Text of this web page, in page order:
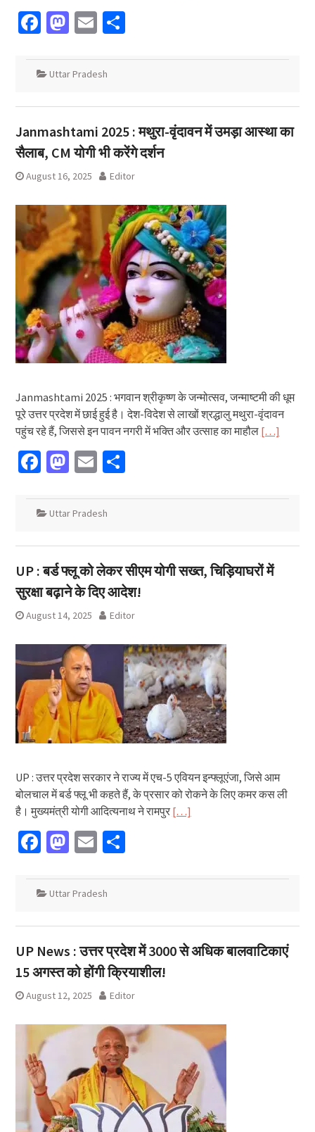
Facebook
Mastodon
EmailShare
Uttar Pradesh
Janmashtami 2025 : मथुरा-वृंदावन में उमड़ा आस्था का
सैलाब, CM योगी भी करेंगे दर्शन
August 16, 2025 Editor
Janmashtami 2025 : भगवान श्रीकृष्ण के जन्मोत्सव, जन्माष्टमी की धूम
पूरे उत्तर प्रदेश में छाई हुई है। देश-विदेश से लाखों श्रद्धालु मथुरा-वृंदावन
पहुंच रहे हैं, जिससे इन पावन नगरी में भक्ति और उत्साह का माहौल […]
Facebook
Mastodon
EmailShare
Uttar Pradesh
UP : बर्ड फ्लू को लेकर सीएम योगी सख्त, चिड़ियाघरों में
सुरक्षा बढ़ाने के दिए आदेश!
August 14, 2025 Editor
UP : उत्तर प्रदेश सरकार ने राज्य में एच-5 एवियन इन्फ्लूएंजा, जिसे आम
बोलचाल में बर्ड फ्लू भी कहते हैं, के प्रसार को रोकने के लिए कमर कस ली
है। मुख्यमंत्री योगी आदित्यनाथ ने रामपुर […]
Facebook
Mastodon
EmailShare
Uttar Pradesh
UP News : उत्तर प्रदेश में 3000 से अधिक बालवाटिकाएं
15 अगस्त को होंगी क्रियाशील!
August 12, 2025 Editor